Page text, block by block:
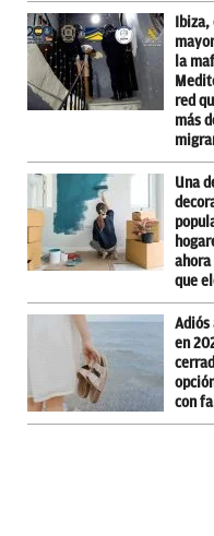
la
red
más
Una
ahora
que
Adiós
en
con